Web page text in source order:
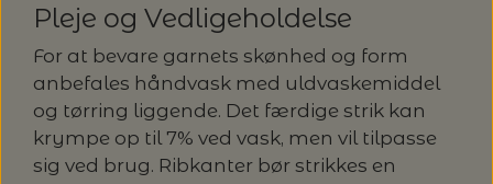
Pleje og Vedligeholdelse
For at bevare garnets skønhed og form
anbefales håndvask med uldvaskemiddel
og tørring liggende. Det færdige strik kan
krympe op til 7% ved vask, men vil tilpasse
sig ved brug. Ribkanter bør strikkes en